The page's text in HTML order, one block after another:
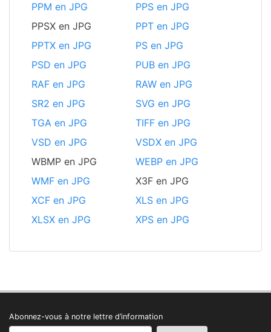
PPM en JPG
PPS en JPG
PPSX en JPG
PPT en JPG
PPTX en JPG
PS en JPG
PSD en JPG
PUB en JPG
RAF en JPG
RAW en JPG
SR2 en JPG
SVG en JPG
TGA en JPG
TIFF en JPG
VSD en JPG
VSDX en JPG
WBMP en JPG
WEBP en JPG
WMF en JPG
X3F en JPG
XCF en JPG
XLS en JPG
XLSX en JPG
XPS en JPG
Abonnez-vous à notre lettre d’information